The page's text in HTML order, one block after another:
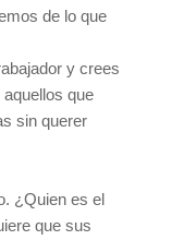
de lo que
y crees
que
sin querer
¿Quien es el
que sus